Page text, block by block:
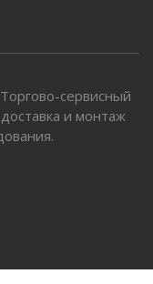
сервисный
и монтаж